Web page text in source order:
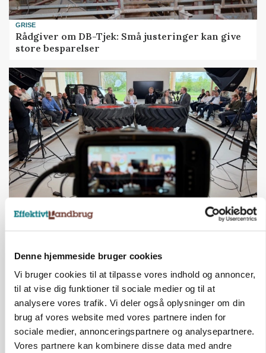
Denne hjemmeside bruger cookies
Vi bruger cookies til at tilpasse vores indhold og annoncer,
til at vise dig funktioner til sociale medier og til at
analysere vores trafik. Vi deler også oplysninger om din
brug af vores website med vores partnere inden for
sociale medier, annonceringspartnere og analysepartnere.
Vores partnere kan kombinere disse data med andre
GRISE
Rådgiver om DB-Tjek: Små justeringer kan give
store besparelser
BUSINESS
Ejer eller medejer? Nyt tv-format udfordrer
landbrugets ejerstruktur
Annonce
Loading...